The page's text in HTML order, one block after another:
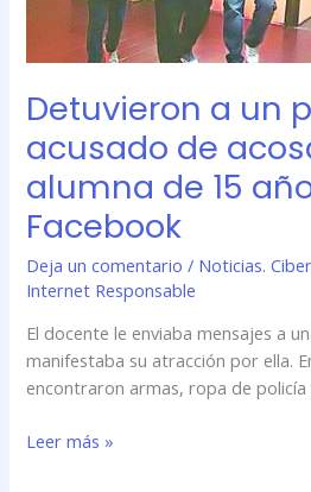
Detuvieron a un
acusado de
alumna de 15
Facebook
Deja un comentario / Noticias.
Internet Responsable
El docente le enviaba mensajes a
manifestaba su atracción por ella.
encontraron armas, ropa de policía
15
en
Facebook
Leer más »